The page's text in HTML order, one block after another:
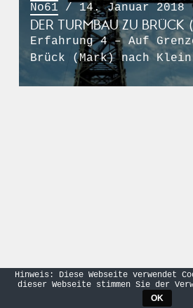
No61 / 14. Januar 2018
DER TURMBAU ZU BRÜCK
Erfahrung 4 – Auf
Brück (Mark) nach
Hinweis: Diese Webseite verwendet
dieser Webseite stimmen Sie der
OK